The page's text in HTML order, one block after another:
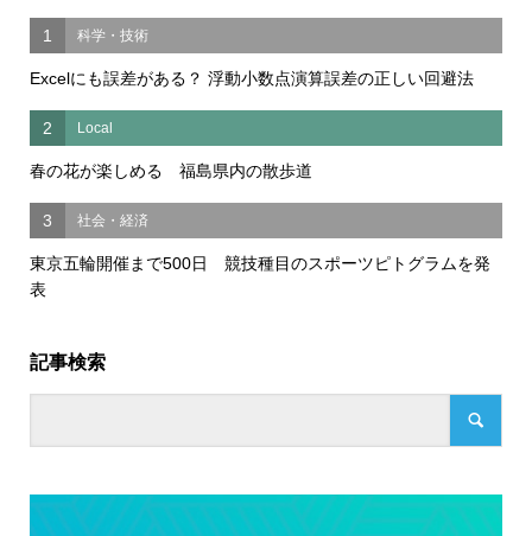
1 科学・技術
Excelにも誤差がある？ 浮動小数点演算誤差の正しい回避法
2 Local
春の花が楽しめる 福島県内の散歩道
3 社会・経済
東京五輪開催まで500日 競技種目のスポーツピトグラムを発
表
記事検索